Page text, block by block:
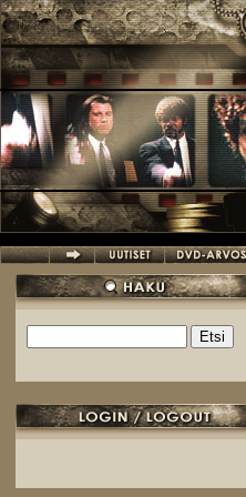
Hyppää pääsisältöön
Hakulomake